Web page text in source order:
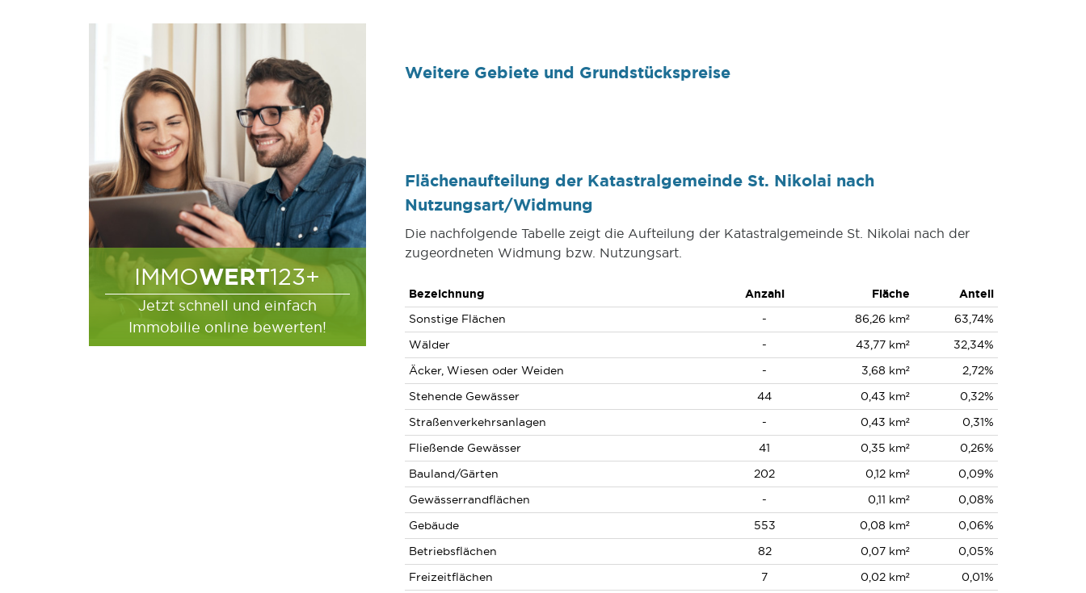
IMMOWERT123+
Jetzt schnell und einfach
Immobilie online bewerten!
Weitere Gebiete und Grundstückspreise
Flächenaufteilung der Katastralgemeinde St. Nikolai nach
Nutzungsart/Widmung
Die nachfolgende Tabelle zeigt die Aufteilung der Katastralgemeinde St. Nikolai nach der
zugeordneten Widmung bzw. Nutzungsart.
Bezeichnung Anzahl Fläche
Anteil
Sonstige Flächen
- 86,26 km²
63,74%
Wälder
- 43,77 km²
32,34%
Äcker, Wiesen oder Weiden
- 3,68 km²
2,72%
Stehende Gewässer
44 0,43 km²
0,32%
Straßenverkehrsanlagen
- 0,43 km²
0,31%
Fließende Gewässer
41 0,35 km²
0,26%
Bauland/Gärten
202 0,12 km²
0,09%
Gewässerrandflächen
- 0,11 km²
0,08%
Gebäude
553 0,08 km²
0,06%
Betriebsflächen
82 0,07 km²
0,05%
Freizeitflächen
7 0,02 km²
0,01%